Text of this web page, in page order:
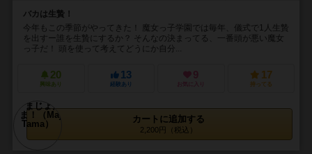
バカは生贄！
今年もこの季節がやってきた！ 魔女っ子学園では毎年、儀式で1人生贄
を出すー誰を生贄にするか？ そんなの決まってる、一番頭が悪い魔女
っ子だ！ 頭を使って考えてどうにか自分...
20
興味あり
13
経験あり
9
お気に入り
17
持ってる
カートに追加する
2,200円（税込）